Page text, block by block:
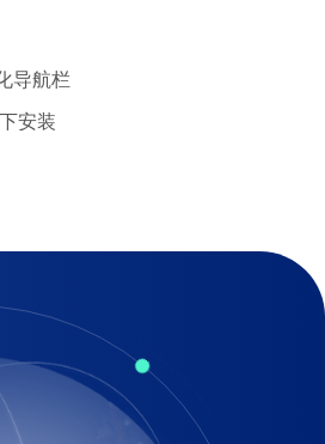
导航栏
安装